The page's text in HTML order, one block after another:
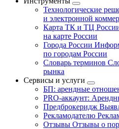
Технологические
и электронной
Карта ТК и ТЦ
на карте России
Города России
по городам России
Словарь терминов
рынка
Сервисы и услуги
БП: арендные
PRO-аккаунт:
Предброкеридж
Рекламодателю
Отзывы Отзывы о